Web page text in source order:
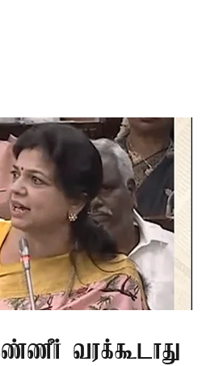
வரக்கூடாது